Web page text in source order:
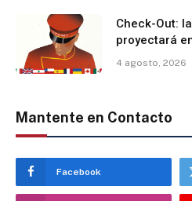
Check-Out:
proyectará
4 agosto, 2026
Mantente en Contacto
Facebook